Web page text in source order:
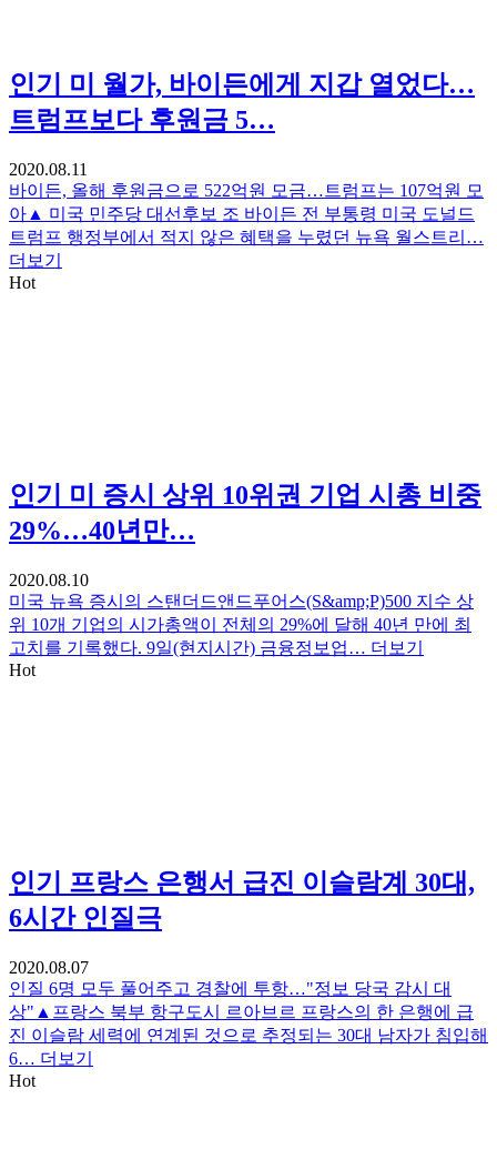
인기
미 월가, 바이든에게 지갑 열었다…
트럼프보다 후원금 5…
2020.08.11
바이든, 올해 후원금으로 522억원 모금…트럼프는 107억원 모
아▲ 미국 민주당 대선후보 조 바이든 전 부통령 미국 도널드
트럼프 행정부에서 적지 않은 혜택을 누렸던 뉴욕 월스트리…
더보기
Hot
인기
미 증시 상위 10위권 기업 시총 비중
29%…40년만…
2020.08.10
미국 뉴욕 증시의 스탠더드앤드푸어스(S&amp;P)500 지수 상
위 10개 기업의 시가총액이 전체의 29%에 달해 40년 만에 최
고치를 기록했다. 9일(현지시간) 금융정보업… 더보기
Hot
인기
프랑스 은행서 급진 이슬람계 30대,
6시간 인질극
2020.08.07
인질 6명 모두 풀어주고 경찰에 투항…"정보 당국 감시 대
상"▲프랑스 북부 항구도시 르아브르 프랑스의 한 은행에 급
진 이슬람 세력에 연계된 것으로 추정되는 30대 남자가 침입해
6… 더보기
Hot